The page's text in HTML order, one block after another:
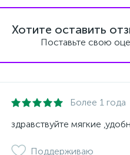
Хотите оставить
Поставьте свою
Более 1 года
здравствуйте мягкие
Поддерживаю